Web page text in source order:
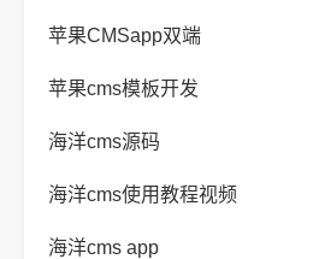
苹果CMSapp双端
苹果cms模板开发
海洋cms源码
海洋cms使用教程视频
海洋cms app